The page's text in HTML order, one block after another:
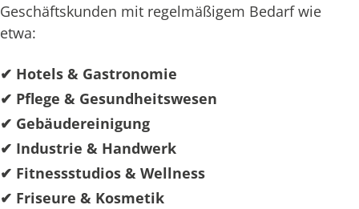
Geschäftskunden mit regelmäßigem Bedarf wie
etwa:
✔ Hotels & Gastronomie
✔ Pflege & Gesundheitswesen
✔ Gebäudereinigung
✔ Industrie & Handwerk
✔ Fitnessstudios & Wellness
✔ Friseure & Kosmetik